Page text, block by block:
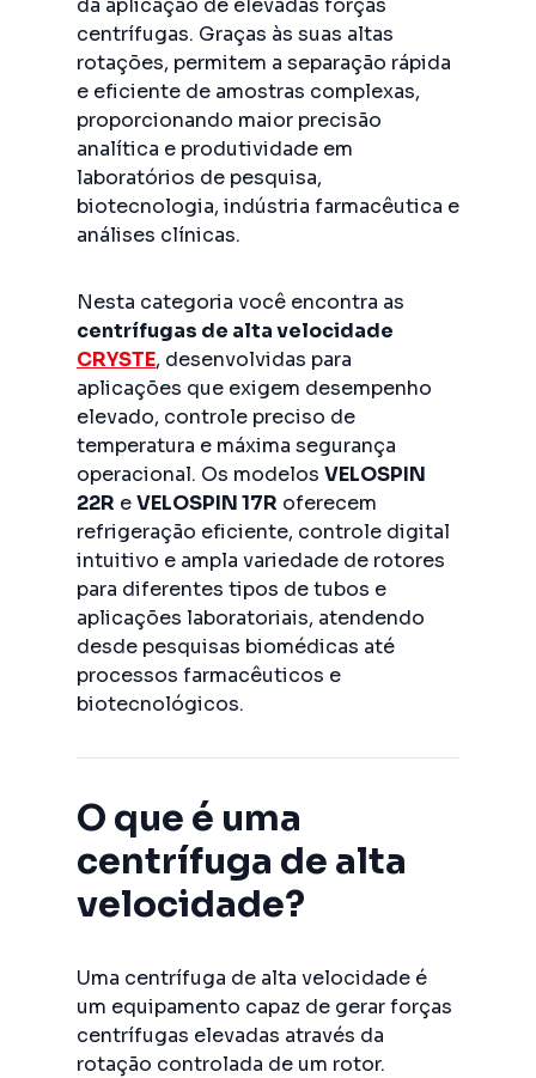
da aplicação de elevadas forças
centrífugas. Graças às suas altas
rotações, permitem a separação rápida
e eficiente de amostras complexas,
proporcionando maior precisão
analítica e produtividade em
laboratórios de pesquisa,
biotecnologia, indústria farmacêutica e
análises clínicas.
Nesta categoria você encontra as
centrífugas de alta velocidade
CRYSTE, desenvolvidas para
aplicações que exigem desempenho
elevado, controle preciso de
temperatura e máxima segurança
operacional. Os modelos VELOSPIN
22R eVELOSPIN 17R oferecem
refrigeração eficiente, controle digital
intuitivo e ampla variedade de rotores
para diferentes tipos de tubos e
aplicações laboratoriais, atendendo
desde pesquisas biomédicas até
processos farmacêuticos e
biotecnológicos.
O que é uma
centrífuga de alta
velocidade?
Uma centrífuga de alta velocidade é
um equipamento capaz de gerar forças
centrífugas elevadas através da
rotação controlada de um rotor.